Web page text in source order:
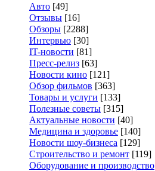
Авто [49]
Отзывы [16]
Обзоры [2288]
Интервью [30]
IT-новости [81]
Пресс-релиз [63]
Новости кино [121]
Обзор фильмов [363]
Товары и услуги [133]
Полезные советы [315]
Актуальные новости [40]
Медицина и здоровье [140]
Новости шоу-бизнеса [129]
Строительство и ремонт [119]
Оборудование и производство